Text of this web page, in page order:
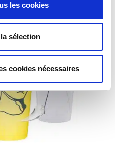
les cookies
sélection
cookies nécessaires